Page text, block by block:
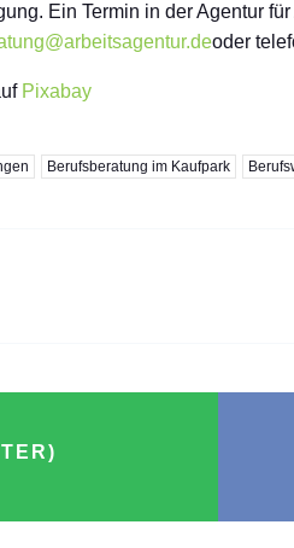
Ein Termin in der Agentur
oder
Pixabay
Berufsberatung im Kaufpark